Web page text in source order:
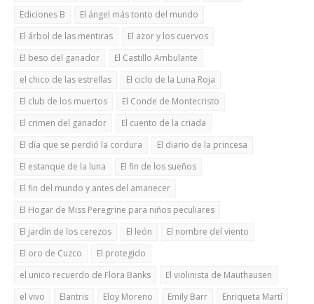
Ediciones B
El ángel más tonto del mundo
El árbol de las mentiras
El azor y los cuervos
El beso del ganador
El Castillo Ambulante
el chico de las estrellas
El ciclo de la Luna Roja
El club de los muertos
El Conde de Montecristo
El crimen del ganador
El cuento de la criada
El día que se perdió la cordura
El diario de la princesa
El estanque de la luna
El fin de los sueños
El fin del mundo y antes del amanecer
El Hogar de Miss Peregrine para niños peculiares
El jardín de los cerezos
El león
El nombre del viento
El oro de Cuzco
El protegido
el unico recuerdo de Flora Banks
El violinista de Mauthausen
el vivo
Elantris Eloy Moreno Emily Barr
Enriqueta Martí